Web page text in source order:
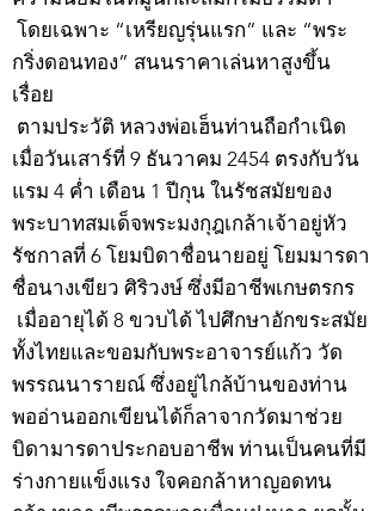
โดยเฉพาะ “เหรียญรุ่นแรก” และ “พระ
กริ่งดอนทอง” สนนราคาเล่นหาสูงขึ้น
เรื่อย
ตามประวัติ หลวงพ่อเฮ็นท่านถือกำเนิด
เมื่อวันเสาร์ที่ 9 ธันวาคม 2454 ตรงกับวัน
แรม 4 ค่ำ เดือน 1 ปีกุน ในรัชสมัยของ
พระบาทสมเด็จพระมงกุฎเกล้าเจ้าอยู่หัว
รัชกาลที่ 6 โยมบิดาชื่อนายอยู่ โยมมารดา
ชื่อนางเขียว ศิริวงษ์ ซึ่งมีอาชีพเกษตรกร
เมื่ออายุได้ 8 ขวบได้ ไปศึกษาอักขระสมัย
ทั้งไทยและขอมกับพระอาจารย์แก้ว วัด
พรรณนารายณ์ ซึ่งอยู่ไกล้บ้านของท่าน
พออ่านออกเขียนได้ก็ลาจากวัดมาช่วย
บิดามารดาประกอบอาชีพ ท่านเป็นคนที่มี
ร่างกายแข็งแรง ใจคอกล้าหาญอดทน